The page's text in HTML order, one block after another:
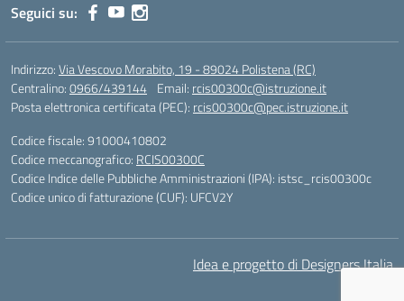
Seguici su:
Indirizzo:Via Vescovo Morabito, 19 - 89024 Polistena (RC)
Centralino:0966/439144 Email: rcis00300c@istruzione.it
Posta elettronica certificata (PEC): rcis00300c@pec.istruzione.it
Codice fiscale: 91000410802
Codice meccanografico: RCIS00300C
Codice Indice delle Pubbliche Amministrazioni (IPA): istsc_rcis00300c
Codice unico di fatturazione (CUF): UFCV2Y
Idea e progetto di Designers Italia